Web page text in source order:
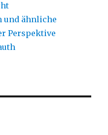
und ähnliche
Perspektive